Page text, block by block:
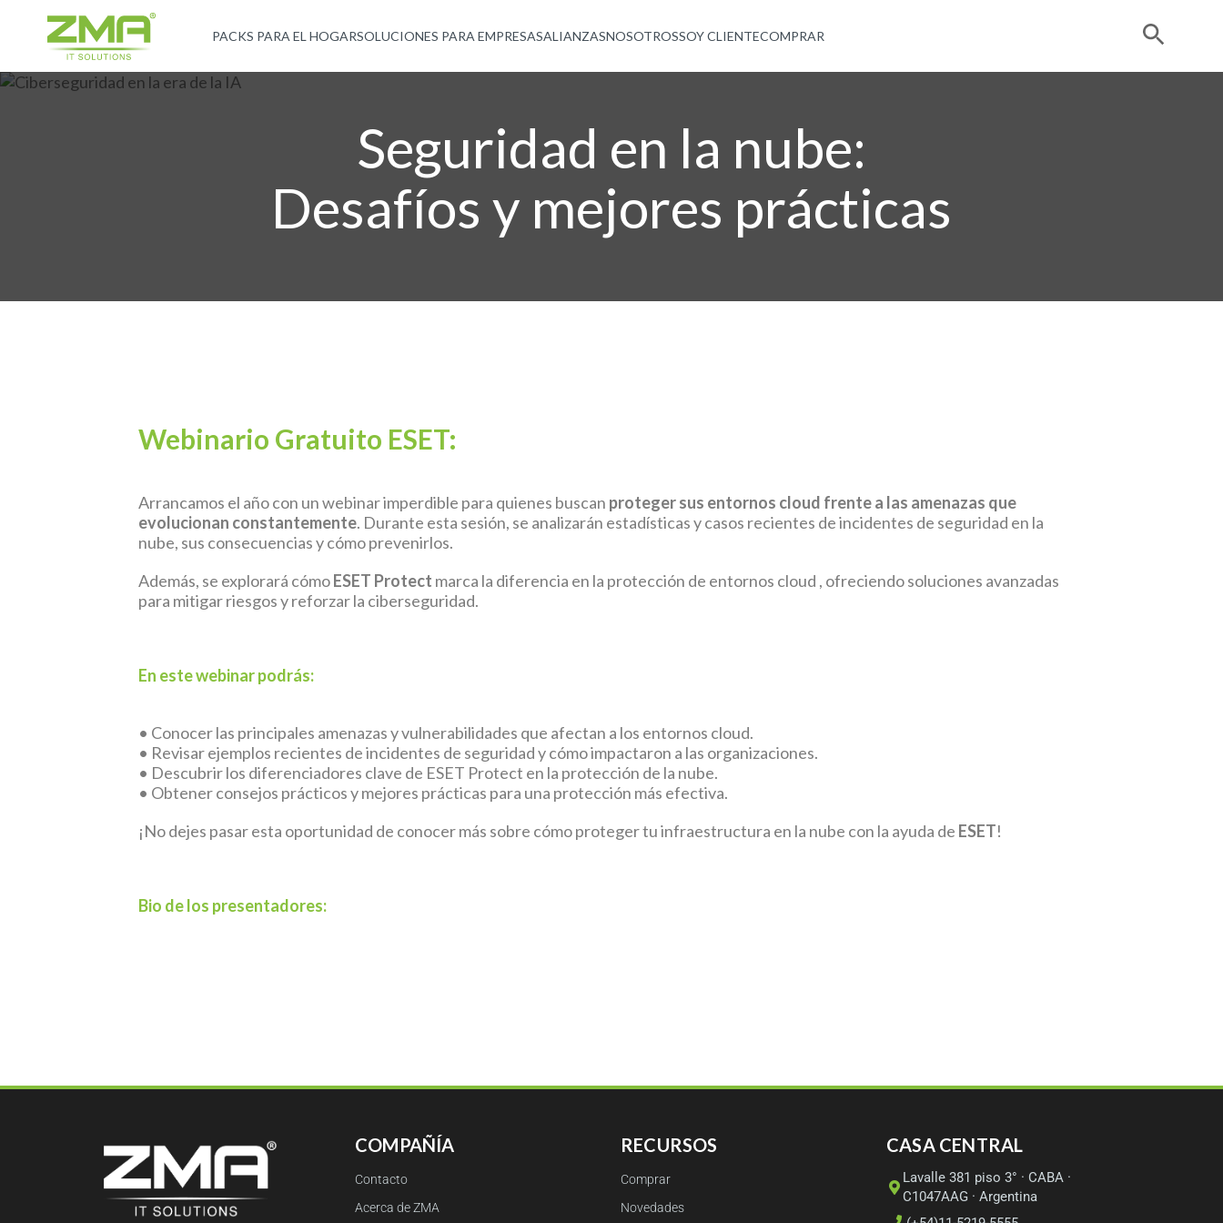
PACKS PARA EL HOGARSOLUCIONES PARA EMPRESASALIANZASNOSOTROSSOY CLIENTECOMPRAR
Seguridad en la nube:
Desafíos y mejores prácticas
Webinario Gratuito ESET:
Arrancamos el año con un webinar imperdible para quienes buscan proteger sus entornos cloud frente a las amenazas que
evolucionan constantemente. Durante esta sesión, se analizarán estadísticas y casos recientes de incidentes de seguridad en la
nube, sus consecuencias y cómo prevenirlos.
Además, se explorará cómoESET Protect marca la diferencia en la protección de entornos cloud , ofreciendo soluciones avanzadas
para mitigar riesgos y reforzar la ciberseguridad.
En este webinar podrás:
• Conocer las principales amenazas y vulnerabilidades que afectan a los entornos cloud.
• Revisar ejemplos recientes de incidentes de seguridad y cómo impactaron a las organizaciones.
• Descubrir los diferenciadores clave de ESET Protect en la protección de la nube.
• Obtener consejos prácticos y mejores prácticas para una protección más efectiva.
¡No dejes pasar esta oportunidad de conocer más sobre cómo proteger tu infraestructura en la nube con la ayuda de ESET!
Bio de los presentadores:
COMPAÑÍA
Contacto
Acerca de ZMA
RECURSOS
Comprar
Novedades
CASA CENTRAL
Lavalle 381 piso 3° · CABA ·
C1047AAG · Argentina